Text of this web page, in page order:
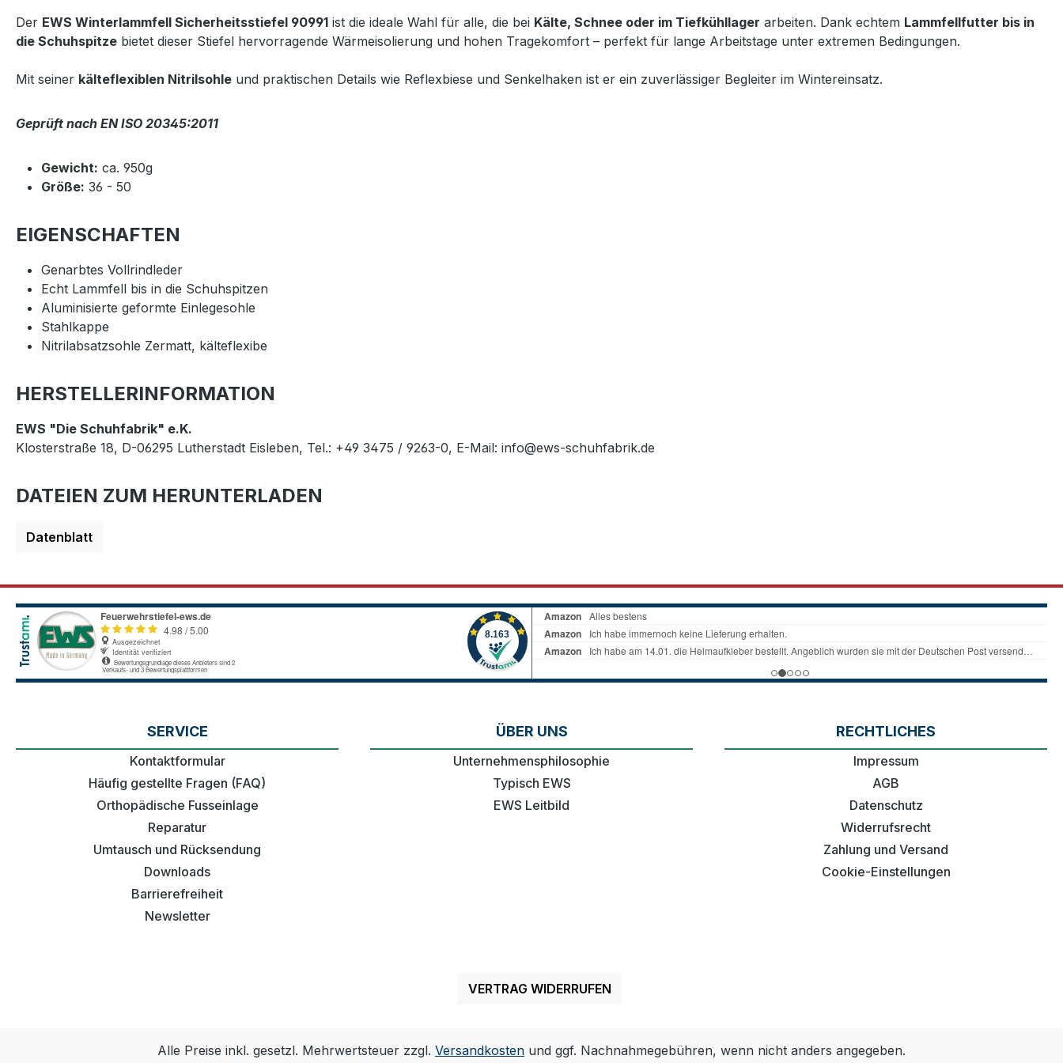
Der EWS Winterlammfell Sicherheitsstiefel 90991 ist die ideale Wahl für alle, die bei Kälte, Schnee oder im Tiefkühllager arbeiten. Dank echtem Lammfellfutter bis in
die Schuhspitze bietet dieser Stiefel hervorragende Wärmeisolierung und hohen Tragekomfort – perfekt für lange Arbeitstage unter extremen Bedingungen.
Mit seiner kälteflexiblen Nitrilsohle und praktischen Details wie Reflexbiese und Senkelhaken ist er ein zuverlässiger Begleiter im Wintereinsatz.
Geprüft nach EN ISO 20345:2011
Gewicht: ca. 950g
Größe: 36 - 50
EIGENSCHAFTEN
Genarbtes Vollrindleder
Echt Lammfell bis in die Schuhspitzen
Aluminisierte geformte Einlegesohle
Stahlkappe
Nitrilabsatzsohle Zermatt, kälteflexibe
HERSTELLERINFORMATION
EWS "Die Schuhfabrik" e.K.
Klosterstraße 18, D-06295 Lutherstadt Eisleben, Tel.: +49 3475 / 9263-0, E-Mail: info@ews-schuhfabrik.de
DATEIEN ZUM HERUNTERLADEN
Datenblatt
SERVICE
Kontaktformular
Häufig gestellte Fragen (FAQ)
Orthopädische Fusseinlage
Reparatur
Umtausch und Rücksendung
Downloads
Barrierefreiheit
Newsletter
ÜBER UNS
Unternehmensphilosophie
Typisch EWS
EWS Leitbild
RECHTLICHES
Impressum
AGB
Datenschutz
Widerrufsrecht
Zahlung und Versand
Cookie-Einstellungen
VERTRAG WIDERRUFEN
Alle Preise inkl. gesetzl. Mehrwertsteuer zzgl. Versandkosten und ggf. Nachnahmegebühren, wenn nicht anders angegeben.